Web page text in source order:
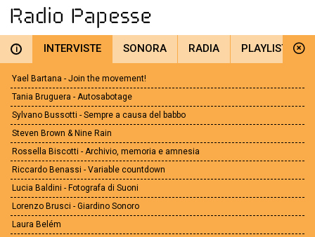
i INTERVISTE SONORA RADIA PLAYLIST
Yael Bartana - Join the movement!
Tania Bruguera - Autosabotage
Sylvano Bussotti - Sempre a causa del babbo
Steven Brown & Nine Rain
Rossella Biscotti - Archivio, memoria e amnesia
Riccardo Benassi - Variable countdown
Lucia Baldini - Fotografa di Suoni
Lorenzo Brusci - Giardino Sonoro
Laura Belém